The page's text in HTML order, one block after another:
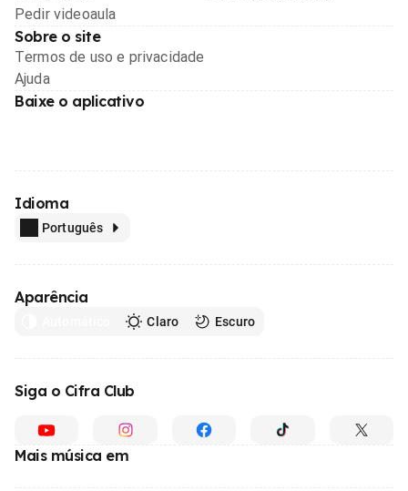
Pedir videoaula
Sobre o site
Termos de uso e privacidade
Ajuda
Baixe o aplicativo
Idioma
Português
Aparência
Claro Escuro
Siga o Cifra Club
Mais música em